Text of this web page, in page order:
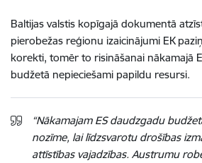
Baltijas valstis kopīgajā dokumentā
pierobežas reģionu izaicinājumi EK
korekti, tomēr to risināšanai nākamajā
budžetā nepieciešami papildu resursi.
“Nākamajam ES daudzgadu
nozīme, lai līdzsvarotu drošības
attīstības vajadzības. Austrumu